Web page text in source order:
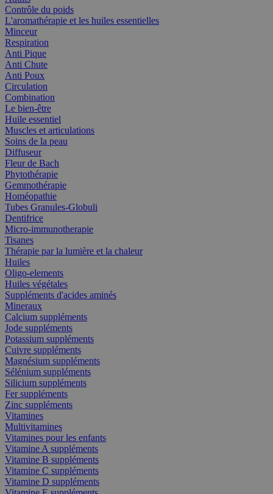
Contrôle du poids
L'aromathérapie et les huiles essentielles
Minceur
Respiration
Anti Pique
Anti Chute
Anti Poux
Circulation
Combination
Le bien-être
Huile essentiel
Muscles et articulations
Soins de la peau
Diffuseur
Fleur de Bach
Phytothérapie
Gemmothérapie
Homéopathie
Tubes Granules-Globuli
Dentifrice
Micro-immunotherapie
Tisanes
Thérapie par la lumière et la chaleur
Huiles
Oligo-elements
Huiles végétales
Suppléments d'acides aminés
Mineraux
Calcium suppléments
Jode suppléments
Potassium suppléments
Cuivre suppléments
Magnésium suppléments
Sélénium suppléments
Silicium suppléments
Fer suppléments
Zinc suppléments
Vitamines
Multivitamines
Vitamines pour les enfants
Vitamine A suppléments
Vitamine B suppléments
Vitamine C suppléments
Vitamine D suppléments